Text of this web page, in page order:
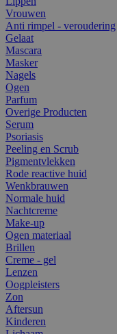
Vrouwen
Anti rimpel - veroudering
Gelaat
Mascara
Masker
Nagels
Ogen
Parfum
Overige Producten
Serum
Psoriasis
Peeling en Scrub
Pigmentvlekken
Rode reactive huid
Wenkbrauwen
Normale huid
Nachtcreme
Make-up
Ogen materiaal
Brillen
Creme - gel
Lenzen
Oogpleisters
Zon
Aftersun
Kinderen